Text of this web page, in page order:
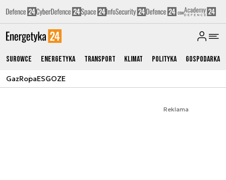
Surowce Energetyka Transport Klimat Polityka Gospodarka
GazRopaESGOZE
Reklama